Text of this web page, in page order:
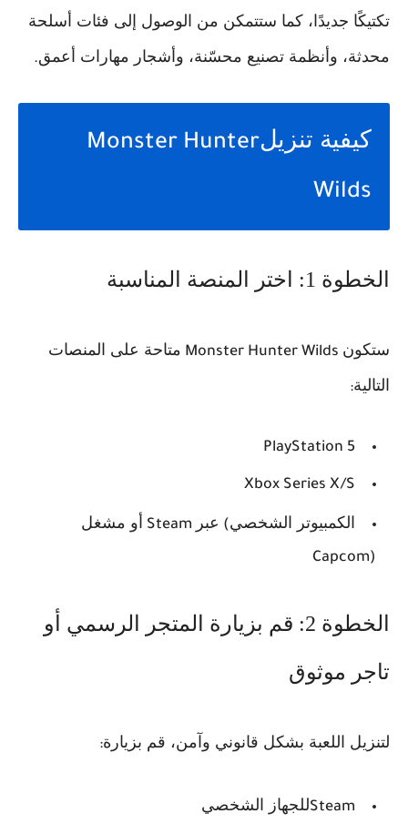
تكتيكًا جديدًا، كما ستتمكن من الوصول إلى فئات أسلحة
محدثة، وأنظمة تصنيع محسّنة، وأشجار مهارات أعمق.
كيفية تنزيلMonster Hunter
Wilds
الخطوة 1: اختر المنصة المناسبة
ستكون Monster Hunter Wilds متاحة على المنصات
التالية:
PlayStation 5
Xbox Series X/S
الكمبيوتر الشخصي( عبر Steam أو مشغل
Capcom)
الخطوة 2: قم بزيارة المتجر الرسمي أو
تاجر موثوق
لتنزيل اللعبة بشكل قانوني وآمن، قم بزيارة:
Steamللجهاز الشخصي